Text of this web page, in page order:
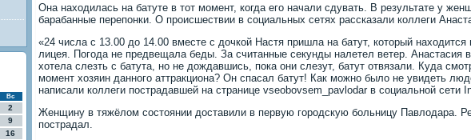
Вс
2
9
16
Она находилась на батуте в тот момент, когда его начали сдувать. В результате у
барабанные перепонки. О происшествии в социальных сетях рассказали коллеги
«24 числа с 13.00 до 14.00 вместе с дочкой Настя пришла на батут, который находится
лицея. Погода не предвещала беды. За считанные секунды налетел ветер. Анастасия
хотела слезть с батута, но не дождавшись, пока они слезут, батут отвязали. Куда
момент хозяин данного аттракциона? Он спасал батут! Как можно было не увидеть
написали коллеги пострадавшей на странице vseobovsem_pavlodar в социальной сети
Женщину в тяжёлом состоянии доставили в первую городскую больницу Павлодара.
пострадал.